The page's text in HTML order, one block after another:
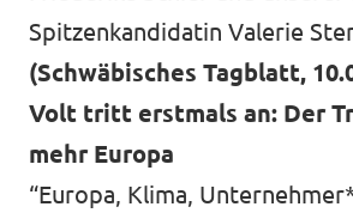
Spitzenkandidatin Valerie
(Schwäbisches Tagblatt,
Volt tritt erstmals an: Der
mehr Europa
“Europa, Klima,